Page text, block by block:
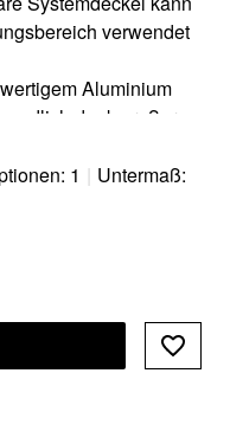
verwendet
Aluminium​
dank großer
ergänzt das System
1 | Untermaß: